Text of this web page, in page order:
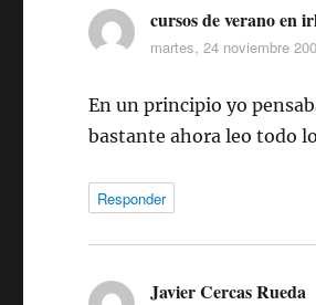
cursos de verano en
martes, 24 noviembre
En un principio yo
bastante ahora leo todo
Responder
Javier Cercas Rueda